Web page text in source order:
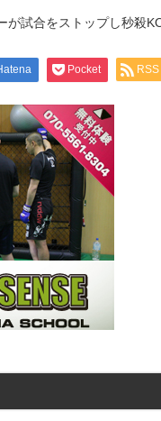
試合をストップし秒殺
Pocket RSS